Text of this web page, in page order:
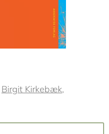
Birgit Kirkebæk